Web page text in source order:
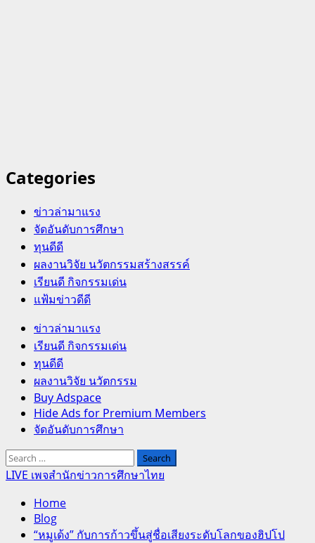
Categories
ข่าวล่ามาแรง
จัดอันดับการศึกษา
ทุนดีดี
ผลงานวิจัย นวัตกรรมสร้างสรรค์
เรียนดี กิจกรรมเด่น
แฟ้มข่าวดีดี
Primary
Menu
ข่าวล่ามาแรง
เรียนดี กิจกรรมเด่น
ทุนดีดี
ผลงานวิจัย นวัตกรรม
Buy Adspace
Hide Ads for Premium Members
จัดอันดับการศึกษา
Search
for:
LIVE เพจสำนักข่าวการศึกษาไทย
Home
Blog
“หมูเด้ง” กับการก้าวขึ้นสู่ชื่อเสียงระดับโลกของฮิปโป